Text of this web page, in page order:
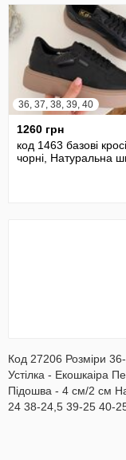
36, 37, 38, 39, 40
1260 грн
код 1463 базові
чорні, Натуральна
Код 27206 Розміри
Устілка - Екошкаіра
Підошва - 4 см/2 см
24 38-24,5 39-25 40-